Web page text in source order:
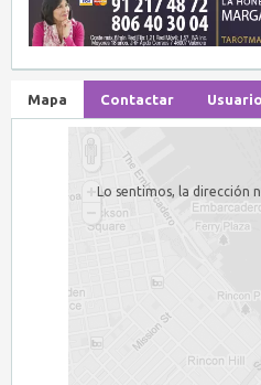
Mapa Contactar Usuario
Lo sentimos, la dirección